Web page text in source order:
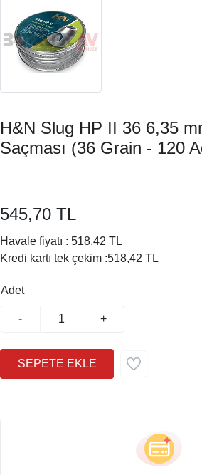
H&N Slug HP II 36 6,35
Saçması (36 Grain - 120
545,70 TL
Havale fiyatı : 518,42 TL
Kredi kartı tek çekim :518,42 TL
Adet
- +